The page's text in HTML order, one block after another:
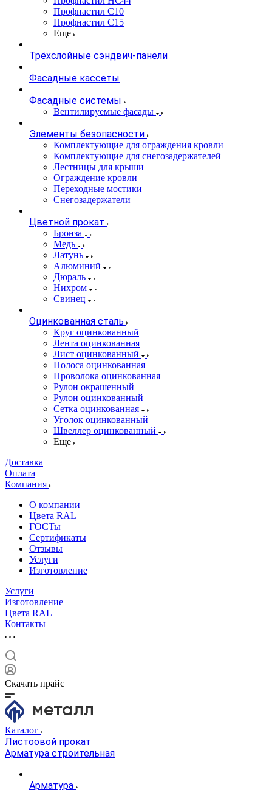
Профнастил С10
Профнастил С15
Еще
Трёхслойные сэндвич-панели
Фасадные кассеты
Фасадные системы
Вентилируемые фасады
Элементы безопасности
Комплектующие для ограждения кровли
Комплектующие для снегозадержателей
Лестницы для крыши
Ограждение кровли
Переходные мостики
Снегозадержатели
Цветной прокат
Бронза
Медь
Латунь
Алюминий
Дюраль
Нихром
Свинец
Оцинкованная сталь
Круг оцинкованный
Лента оцинкованная
Лист оцинкованный
Полоса оцинкованная
Проволока оцинкованная
Рулон окрашенный
Рулон оцинкованный
Сетка оцинкованная
Уголок оцинкованный
Швеллер оцинкованный
Еще
Доставка
Оплата
Компания
О компании
Цвета RAL
ГОСТы
Сертификаты
Отзывы
Услуги
Изготовление
Услуги
Изготовление
Цвета RAL
Контакты
Скачать прайс
Каталог
Листоовой прокат
Арматура строительная
Арматура